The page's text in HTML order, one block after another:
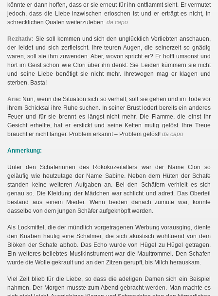
könnte er dann hoffen, dass er sie erneut für ihn entflammt sieht. Er vermutet
jedoch, dass die Liebe inzwischen erloschen ist und er erträgt es nicht, in
schrecklichen Qualen weiterzuleben. da capo
Rezitativ: Sie soll kommen und sich den unglücklich Verliebten anschauen,
der leidet und sich zerfleischt. Ihre teuren Augen, die seinerzeit so gnädig
waren, soll sie ihm zuwenden. Aber, wovon spricht er? Er hofft umsonst und
hört im Geist schon wie Clori über ihn denkt: Sie Leiden kümmern sie nicht
und seine Liebe benötigt sie nicht mehr. Ihretwegen mag er klagen und
sterben. Basta!
Arie: Nun, wenn die Situation sich so verhält, soll sie gehen und im Tode vor
ihrem Schicksal ihre Ruhe suchen. In seiner Brust lodert bereits ein anderes
Feuer und für sie brennt es längst nicht mehr. Die Flamme, die einst ihr
Gesicht erhellte, hat er erstickt und seine Ketten mutig gelöst. Ihre Treue
braucht er nicht länger. Problem erkannt – Problem gelöst! da capo
Anmerkung:
Unter den Schäferinnen des Rokokozeitalters war der Name Clori so
geläufig wie heutzutage der Name Sabine. Neben dem Hüten der Schafe
standen keine weiteren Aufgaben an. Bei den Schäfern verhielt es sich
genau so. Die Kleidung der Mädchen war schlicht und adrett. Das Oberteil
bestand aus einem Mieder. Wenn beiden danach zumute war, konnte
dasselbe von dem jungen Schäfer aufgeknöpft werden.
Als Lockmittel, die der mündlich vorgetragenen Werbung vorausging, diente
den Knaben häufig eine Schalmei, die sich akustisch wohltuend von dem
Blöken der Schafe abhob. Das Echo wurde von Hügel zu Hügel getragen.
Ein weiteres beliebtes Musikinstrument war die Maultrommel. Den Schafen
wurde die Wolle gekrault und an den Zitzen gerupft, bis Milch herauskam.
Viel Zeit blieb für die Liebe, so dass die adeligen Damen sich ein Beispiel
nahmen. Der Morgen musste zum Abend gebracht werden. Man machte es